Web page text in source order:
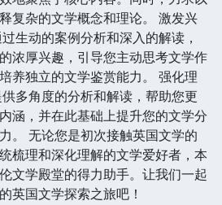
复杂的文学概念和理论。 激发兴
生动的案例分析和深入的解读，
浓厚兴趣，引导您主动思考文学作
养独立的文学鉴赏能力。 强化理
多角度的分析和解读，帮助您更
涵，并在此基础上提升您的文学分
。 无论您是初次接触英国文学的
梳理和深化理解的文学爱好者，本
文学殿堂的得力助手。让我们一起
英国文学探索之旅吧！